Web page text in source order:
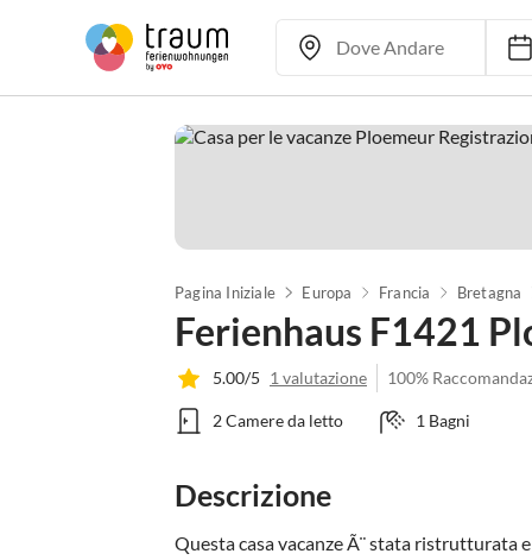
Pagina Iniziale Europa Francia Bretagna
Ferienhaus F1421
5.00/5 1 valutazione 100%
2 Camere da letto 1 Bagni
Descrizione
Questa casa vacanze Ã¨ stata ristrutturata